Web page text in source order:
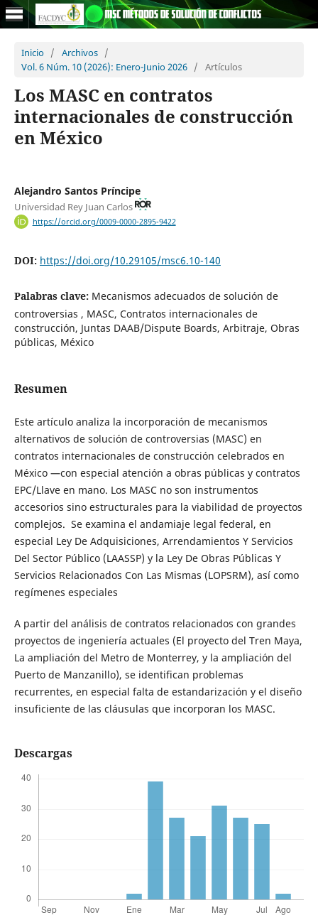
Inicio / Archivos /
Vol. 6 Núm. 10 (2026): Enero-Junio 2026 / Artículos
Los MASC en contratos
internacionales de construcción
en México
Alejandro Santos Príncipe
Universidad Rey Juan Carlos
https://orcid.org/0009-0000-2895-9422
DOI: https://doi.org/10.29105/msc6.10-140
Palabras clave: Mecanismos adecuados de solución de
controversias , MASC, Contratos internacionales de
construcción, Juntas DAAB/Dispute Boards, Arbitraje, Obras
públicas, México
Resumen
Este artículo analiza la incorporación de mecanismos
alternativos de solución de controversias (MASC) en
contratos internacionales de construcción celebrados en
México —con especial atención a obras públicas y contratos
EPC/Llave en mano. Los MASC no son instrumentos
accesorios sino estructurales para la viabilidad de proyectos
complejos. Se examina el andamiaje legal federal, en
especial Ley De Adquisiciones, Arrendamientos Y Servicios
Del Sector Público (LAASSP) y la Ley De Obras Públicas Y
Servicios Relacionados Con Las Mismas (LOPSRM), así como
regímenes especiales
A partir del análisis de contratos relacionados con grandes
proyectos de ingeniería actuales (El proyecto del Tren Maya,
La ampliación del Metro de Monterrey, y la ampliación del
Puerto de Manzanillo), se identifican problemas
recurrentes, en especial falta de estandarización y el diseño
insuficiente de las cláusulas que incorporan los MASC.
Descargas